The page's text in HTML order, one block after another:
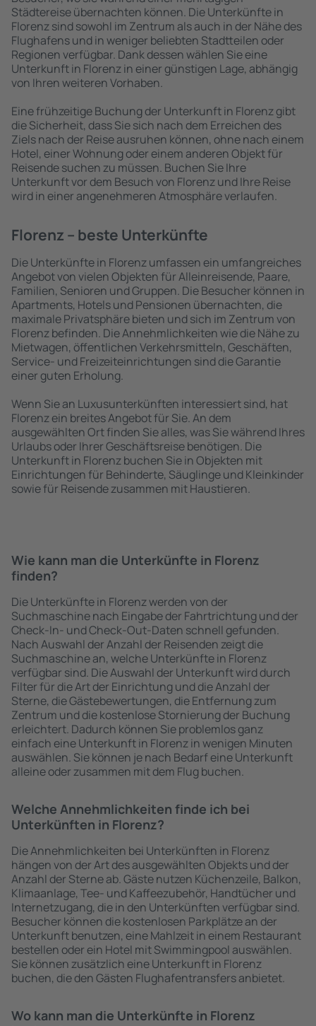
Städtereise übernachten können. Die Unterkünfte in
Florenz sind sowohl im Zentrum als auch in der Nähe des
Flughafens und in weniger beliebten Stadtteilen oder
Regionen verfügbar. Dank dessen wählen Sie eine
Unterkunft in Florenz in einer günstigen Lage, abhängig
von Ihren weiteren Vorhaben.
Eine frühzeitige Buchung der Unterkunft in Florenz gibt
die Sicherheit, dass Sie sich nach dem Erreichen des
Ziels nach der Reise ausruhen können, ohne nach einem
Hotel, einer Wohnung oder einem anderen Objekt für
Reisende suchen zu müssen. Buchen Sie Ihre
Unterkunft vor dem Besuch von Florenz und Ihre Reise
wird in einer angenehmeren Atmosphäre verlaufen.
Florenz – beste Unterkünfte
Die Unterkünfte in Florenz umfassen ein umfangreiches
Angebot von vielen Objekten für Alleinreisende, Paare,
Familien, Senioren und Gruppen. Die Besucher können in
Apartments, Hotels und Pensionen übernachten, die
maximale Privatsphäre bieten und sich im Zentrum von
Florenz befinden. Die Annehmlichkeiten wie die Nähe zu
Mietwagen, öffentlichen Verkehrsmitteln, Geschäften,
Service- und Freizeiteinrichtungen sind die Garantie
einer guten Erholung.
Wenn Sie an Luxusunterkünften interessiert sind, hat
Florenz ein breites Angebot für Sie. An dem
ausgewählten Ort finden Sie alles, was Sie während Ihres
Urlaubs oder Ihrer Geschäftsreise benötigen. Die
Unterkunft in Florenz buchen Sie in Objekten mit
Einrichtungen für Behinderte, Säuglinge und Kleinkinder
sowie für Reisende zusammen mit Haustieren.
Wie kann man die Unterkünfte in Florenz
finden?
Die Unterkünfte in Florenz werden von der
Suchmaschine nach Eingabe der Fahrtrichtung und der
Check-In- und Check-Out-Daten schnell gefunden.
Nach Auswahl der Anzahl der Reisenden zeigt die
Suchmaschine an, welche Unterkünfte in Florenz
verfügbar sind. Die Auswahl der Unterkunft wird durch
Filter für die Art der Einrichtung und die Anzahl der
Sterne, die Gästebewertungen, die Entfernung zum
Zentrum und die kostenlose Stornierung der Buchung
erleichtert. Dadurch können Sie problemlos ganz
einfach eine Unterkunft in Florenz in wenigen Minuten
auswählen. Sie können je nach Bedarf eine Unterkunft
alleine oder zusammen mit dem Flug buchen.
Welche Annehmlichkeiten finde ich bei
Unterkünften in Florenz?
Die Annehmlichkeiten bei Unterkünften in Florenz
hängen von der Art des ausgewählten Objekts und der
Anzahl der Sterne ab. Gäste nutzen Küchenzeile, Balkon,
Klimaanlage, Tee- und Kaffeezubehör, Handtücher und
Internetzugang, die in den Unterkünften verfügbar sind.
Besucher können die kostenlosen Parkplätze an der
Unterkunft benutzen, eine Mahlzeit in einem Restaurant
bestellen oder ein Hotel mit Swimmingpool auswählen.
Sie können zusätzlich eine Unterkunft in Florenz
buchen, die den Gästen Flughafentransfers anbietet.
Wo kann man die Unterkünfte in Florenz